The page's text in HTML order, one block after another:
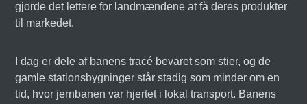
gjorde det lettere for landmændene at få deres produkter
til markedet.
I dag er dele af banens tracé bevaret som stier, og de
gamle stationsbygninger står stadig som minder om en
tid, hvor jernbanen var hjertet i lokal transport. Banens